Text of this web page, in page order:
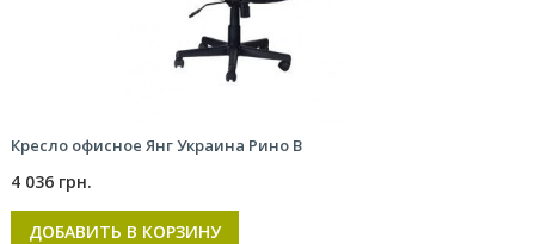
Кресло офисное Янг Украина Рино В
4 036 грн.
ДОБАВИТЬ В КОРЗИНУ